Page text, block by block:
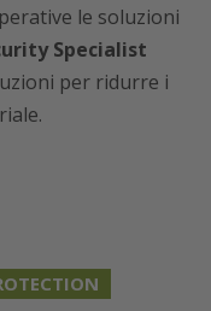
le soluzioni
Specialist
per ridurre i